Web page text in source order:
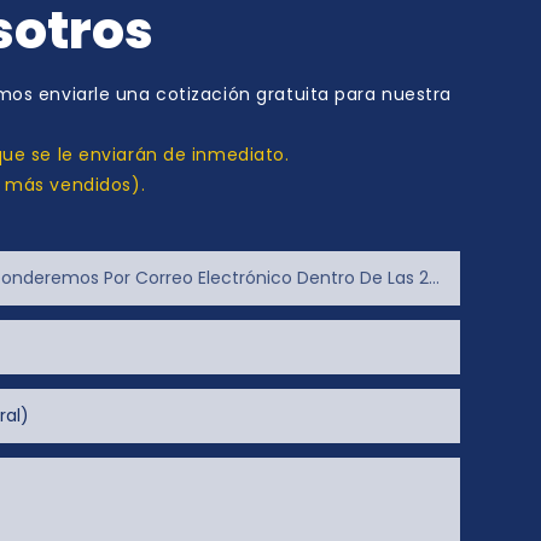
enviarle una cotización gratuita para nuestra
se le enviarán de inmediato.
vendidos).
Por Correo Electrónico Dentro De Las 24 Horas)